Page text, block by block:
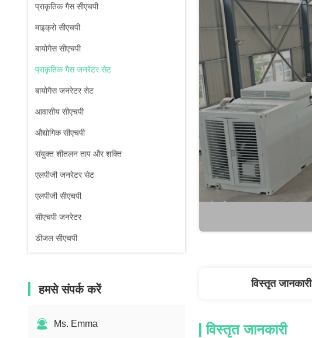
प्राकृतिक गैस सीएचपी
माइक्रो सीएचपी
बायोगैस सीएचपी
प्राकृतिक गैस जनरेटर सेट
बायोगैस जनरेटर सेट
आवासीय सीएचपी
औद्योगिक सीएचपी
संयुक्त शीतलन ताप और शक्ति
एलपीजी जनरेटर सेट
एलपीजी सीएचपी
सीएचपी जनरेटर
डीजल सीएचपी
हमसे संपर्क करें
Ms. Emma
विस्तृत जानकारी
विस्तृत जानकारी